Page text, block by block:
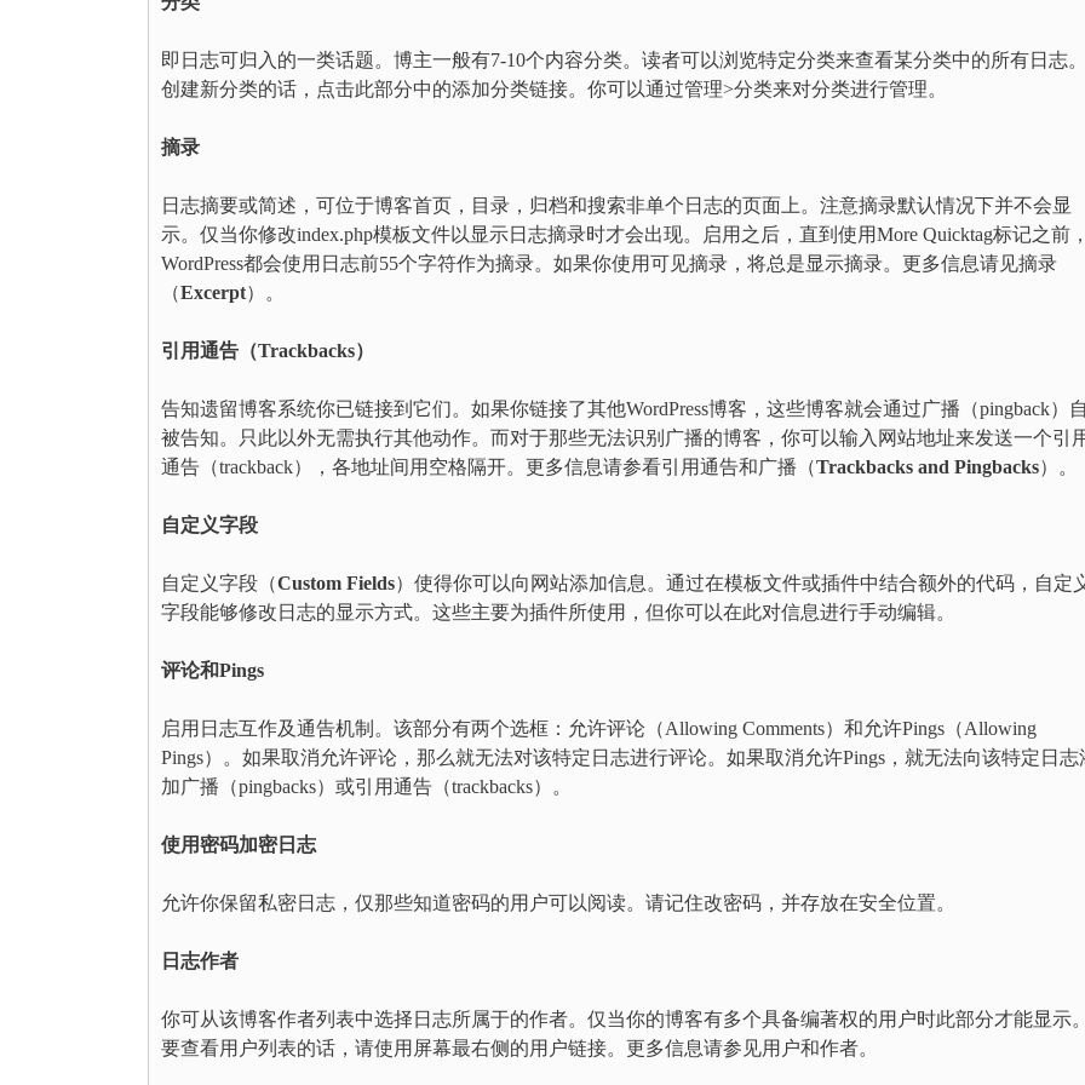
即日志可归入的一类话题。博主一般有7-10个内容分类。读者可以浏览特定分类来查看某分类中的所有日志
创建新分类的话，点击此部分中的添加分类链接。你可以通过管理>分类来对分类进行管理。
摘录
日志摘要或简述，可位于博客首页，目录，归档和搜索非单个日志的页面上。注意摘录默认情况下并不会显
示。仅当你修改index.php模板文件以显示日志摘录时才会出现。启用之后，直到使用More Quicktag标记之前，
WordPress都会使用日志前55个字符作为摘录。如果你使用可见摘录，将总是显示摘录。更多信息请见摘录
（Excerpt）。
引用通告（Trackbacks）
告知遗留博客系统你已链接到它们。如果你链接了其他WordPress博客，这些博客就会通过广播（pingback）
被告知。只此以外无需执行其他动作。而对于那些无法识别广播的博客，你可以输入网站地址来发送一个引
通告（trackback），各地址间用空格隔开。更多信息请参看引用通告和广播（Trackbacks and Pingbacks）。
自定义字段
自定义字段（Custom Fields）使得你可以向网站添加信息。通过在模板文件或插件中结合额外的代码，自定
字段能够修改日志的显示方式。这些主要为插件所使用，但你可以在此对信息进行手动编辑。
评论和Pings
启用日志互作及通告机制。该部分有两个选框：允许评论（Allowing Comments）和允许Pings（Allowing
Pings）。如果取消允许评论，那么就无法对该特定日志进行评论。如果取消允许Pings，就无法向该特定日志
加广播（pingbacks）或引用通告（trackbacks）。
使用密码加密日志
允许你保留私密日志，仅那些知道密码的用户可以阅读。请记住改密码，并存放在安全位置。
日志作者
你可从该博客作者列表中选择日志所属于的作者。仅当你的博客有多个具备编著权的用户时此部分才能显示。
要查看用户列表的话，请使用屏幕最右侧的用户链接。更多信息请参见用户和作者。